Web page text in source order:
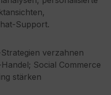
verzahnen
Social Commerce
stärken